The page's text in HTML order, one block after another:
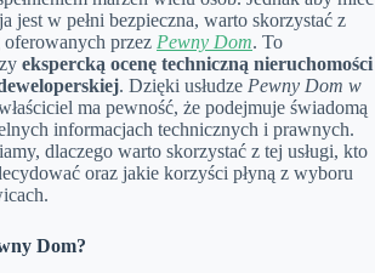
jest w pełni bezpieczna, warto skorzystać z
oferowanych przez Pewny Dom. To
ekspercką ocenę techniczną nieruchomości
. Dzięki usłudze Pewny Dom w
ma pewność, że podejmuje świadomą
informacjach technicznych i prawnych.
dlaczego warto skorzystać z tej usługi, kto
oraz jakie korzyści płyną z wyboru
Dom?